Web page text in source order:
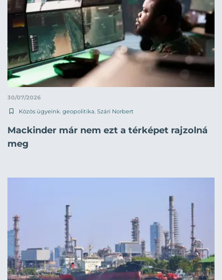
30/07/2026
Közös ügyeink, geopolitika, Szári Norbert
Mackinder már nem ezt a térképet rajzolná
meg